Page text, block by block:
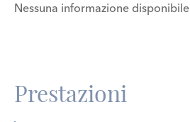
Nessuna informazione disponibile
Prestazioni